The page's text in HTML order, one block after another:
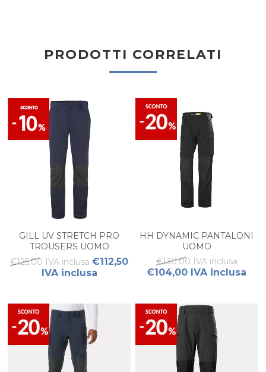
PRODOTTI CORRELATI
GILL UV STRETCH PRO
TROUSERS UOMO
€125,00 IVA inclusa €112,50
IVA inclusa
HH DYNAMIC PANTALONI
UOMO
€130,00 IVA inclusa
€104,00 IVA inclusa